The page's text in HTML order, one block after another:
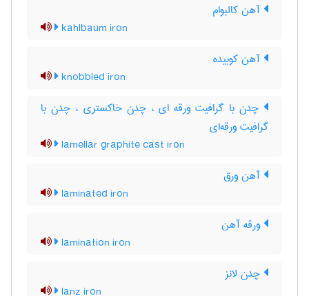
آهن کالبوام
kahlbaum iron
آهن کوبیده
knobbled iron
چدن با گرافیت ورقه ای ، چدن خاکستری ، چدن با
گرافیت ورقه‌ای
lamellar graphite cast iron
آهن ورق
laminated iron
ورقه آهن
lamination iron
چدن لانز
lanz iron